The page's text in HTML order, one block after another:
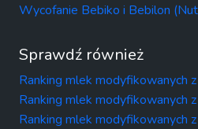
Wycofanie Bebiko i Bebilon
Sprawdź również
Ranking mlek modyfikowanych
Ranking mlek modyfikowanych
Ranking mlek modyfikowanych